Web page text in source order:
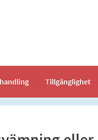
Tillgänglighet